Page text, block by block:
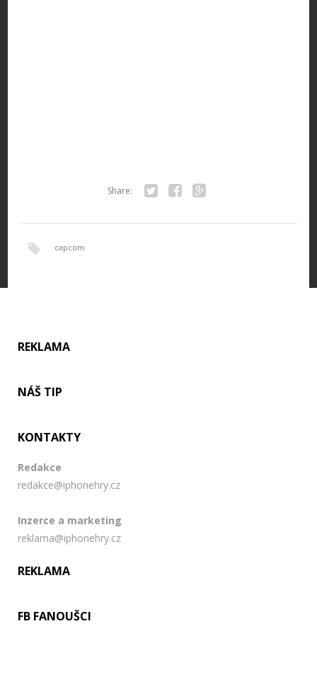
Share:
capcom
REKLAMA
NÁŠ TIP
KONTAKTY
Redakce
redakce@iphonehry.cz
Inzerce a marketing
reklama@iphonehry.cz
REKLAMA
FB FANOUŠCI